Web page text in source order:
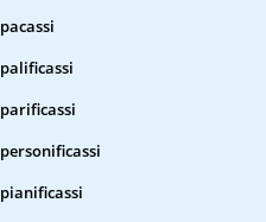
pacassi
palificassi
parificassi
personificassi
pianificassi